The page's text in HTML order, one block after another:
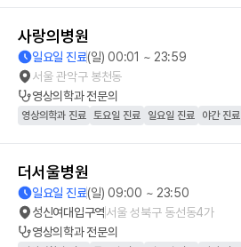
사랑의병원
일요일 진료(일) 00:01 ~ 23:59
서울 관악구 봉천동
영상의학과전문의
영상의학과 진료 토요일 진료 일요일 진료 야간 진료
더서울병원
일요일 진료(일) 09:00 ~ 23:50
성신여대입구역서울 성북구 동선동4가
영상의학과전문의